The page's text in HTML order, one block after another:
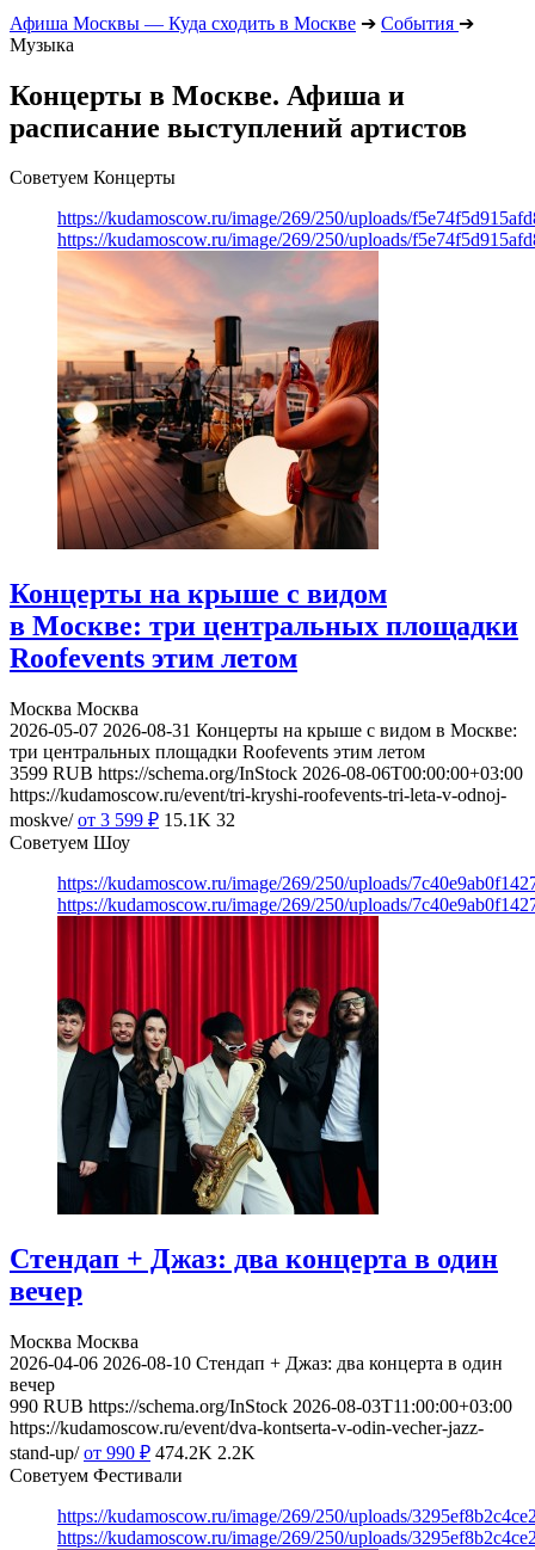
Афиша Москвы — Куда сходить в Москве ➔ События ➔
Музыка
Концерты в Москве. Афиша и
расписание выступлений артистов
Советуем Концерты
https://kudamoscow.ru/image/269/250/uploads/
https://kudamoscow.ru/image/269/250/uploads/
Концерты на крыше с видом
в Москве: три центральных площадки
Roofevents этим летом
Москва Москва
2026-05-07 2026-08-31 Концерты на крыше с видом в Москве:
три центральных площадки Roofevents этим летом
3599 RUB https://schema.org/InStock 2026-08-06T00:00:00+03:00
https://kudamoscow.ru/event/tri-kryshi-roofevents-tri-leta-v-odnoj-
moskve/ от 3 599 ₽ 15.1K 32
Советуем Шоу
https://kudamoscow.ru/image/269/250/uploads/
https://kudamoscow.ru/image/269/250/uploads/
Стендап + Джаз: два концерта в один
вечер
Москва Москва
2026-04-06 2026-08-10 Стендап + Джаз: два концерта в один
вечер
990 RUB https://schema.org/InStock 2026-08-03T11:00:00+03:00
https://kudamoscow.ru/event/dva-kontserta-v-odin-vecher-jazz-
stand-up/ от 990 ₽ 474.2K 2.2K
Советуем Фестивали
https://kudamoscow.ru/image/269/250/uploads/
https://kudamoscow.ru/image/269/250/uploads/